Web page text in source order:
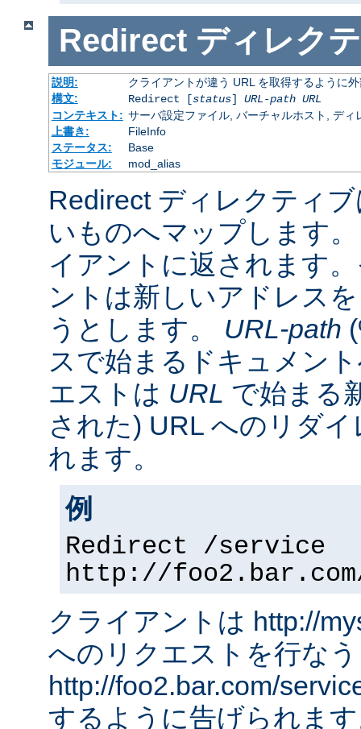
Redirect ディレク
説明:
クライアントが違う URL を取得するように
構文:
Redirect [status] URL-path URL
コンテキスト: サーバ設定ファイル, バーチャルホスト, ディ
上書き:
FileInfo
ステータス:
Base
モジュール:
mod_alias
Redirect ディレクティ
いものへマップします
イアントに返されます
ントは新しいアドレス
うとします。 URL-path
スで始まるドキュメン
エストは URL で始まる
された) URL へのリダ
れます。
例
Redirect /service
http://
クライアントは http://
へのリクエストを行な
http://foo2.bar.com/
するように告げられま